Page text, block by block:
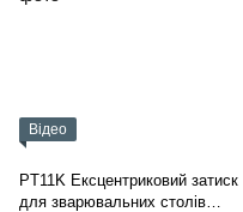
Відео
PT11K Ексцентриковий затиск
для зварювальних столів